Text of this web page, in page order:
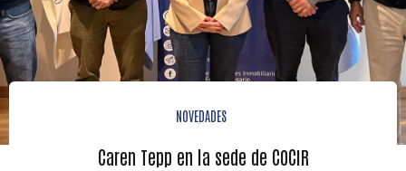
NOVEDADES
Caren Tepp en la sede de COCIR